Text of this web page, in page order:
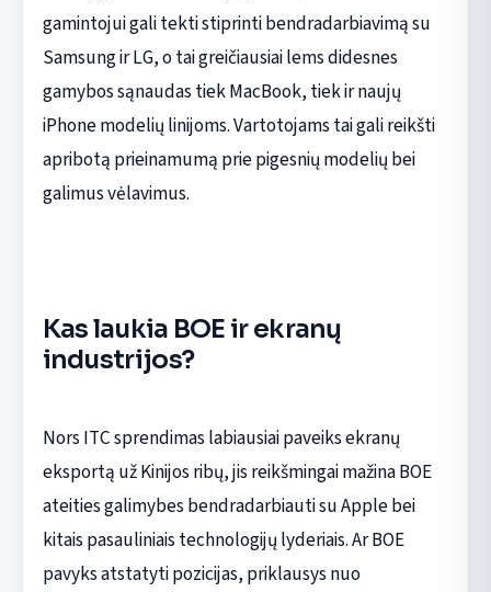
gamintojui gali tekti stiprinti bendradarbiavimą su
Samsung ir LG, o tai greičiausiai lems didesnes
gamybos sąnaudas tiek MacBook, tiek ir naujų
iPhone modelių linijoms. Vartotojams tai gali reikšti
apribotą prieinamumą prie pigesnių modelių bei
galimus vėlavimus.
Kas laukia BOE ir ekranų
industrijos?
Nors ITC sprendimas labiausiai paveiks ekranų
eksportą už Kinijos ribų, jis reikšmingai mažina BOE
ateities galimybes bendradarbiauti su Apple bei
kitais pasauliniais technologijų lyderiais. Ar BOE
pavyks atstatyti pozicijas, priklausys nuo